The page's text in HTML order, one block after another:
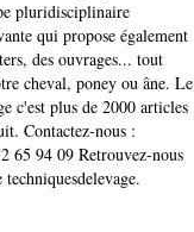
pluridisciplinaire
qui propose également
des ouvrages... tout
cheval, poney ou âne. Le
c'est plus de 2000 articles
Contactez-nous :
65 94 09 Retrouvez-nous